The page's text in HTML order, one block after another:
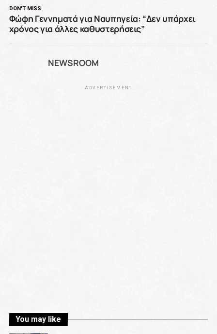
DON'T MISS
Φώφη Γεννηματά για Ναυπηγεία: “Δεν υπάρχει
χρόνος για άλλες καθυστερήσεις”
NEWSROOM
ADVERTISEMENT
You may like